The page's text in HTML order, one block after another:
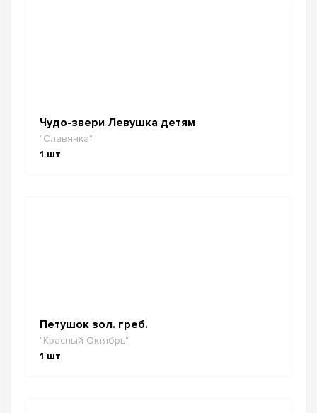
Чудо-звери Левушка детям
"Славянка"
1 шт
Петушок зол. греб.
"Красный Октябрь"
1 шт